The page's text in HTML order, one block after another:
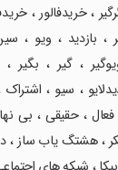
، خریدفالور ،
بازدید ، ویو ،
، گیر ،
، سیو ،
، حقیقی ، بی
، هشتگ یاب ساز ،